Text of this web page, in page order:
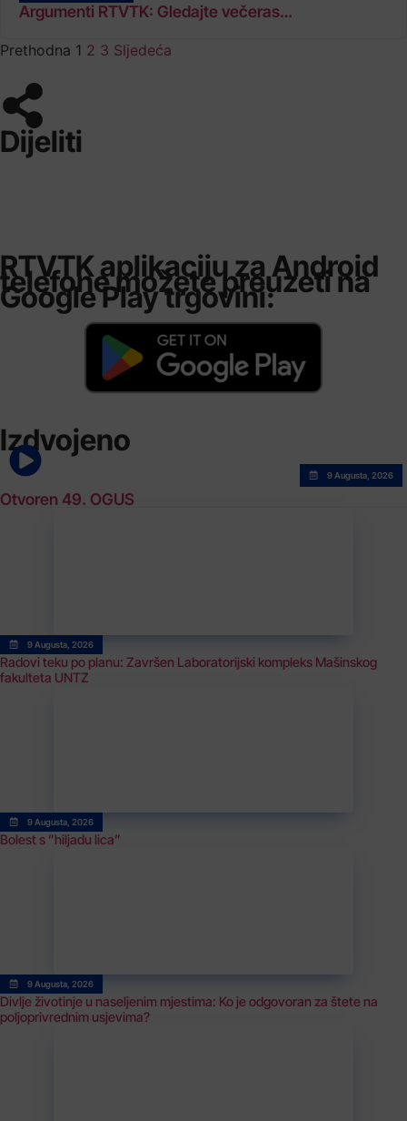
Argumenti RTVTK: Gledajte večeras…
Prethodna 1 2 3 Sljedeća
Dijeliti
RTVTK aplikaciju za Android
telefone možete preuzeti na
Google Play trgovini:
Izdvojeno
9 Augusta, 2026
Otvoren 49. OGUS
9 Augusta, 2026
Radovi teku po planu: Završen Laboratorijski kompleks Mašinskog
fakulteta UNTZ
9 Augusta, 2026
Bolest s ”hiljadu lica”
9 Augusta, 2026
Divlje životinje u naseljenim mjestima: Ko je odgovoran za štete na
poljoprivrednim usjevima?